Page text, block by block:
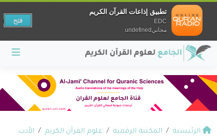
الرئيسية المكتبة الرقمية علوم القرآن الكريم
الأدب
تطبيق إذاعات القرآن الكريم
EDC
مجانيundefined
فتح